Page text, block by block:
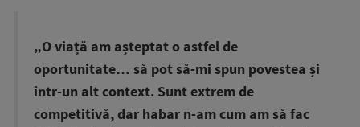
„O viață am așteptat o astfel de
oportunitate… să pot să-mi spun povestea și
într-un alt context. Sunt extrem de
competitivă, dar habar n-am cum am să fac